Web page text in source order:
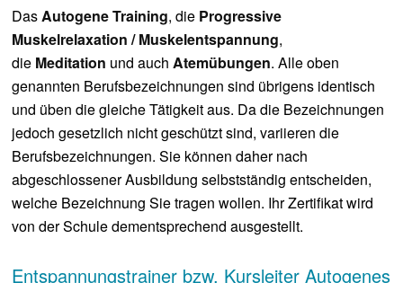
DasAutogene Training, die Progressive
Muskelrelaxation / Muskelentspannung,
die Meditation und auchAtemübungen. Alle oben
genannten Berufsbezeichnungen sind übrigens identisch
und üben die gleiche Tätigkeit aus. Da die Bezeichnungen
jedoch gesetzlich nicht geschützt sind, variieren die
Berufsbezeichnungen. Sie können daher nach
abgeschlossener Ausbildung selbstständig entscheiden,
welche Bezeichnung Sie tragen wollen. Ihr Zertifikat wird
von der Schule dementsprechend ausgestellt.
Entspannungstrainer bzw. Kursleiter Autogenes